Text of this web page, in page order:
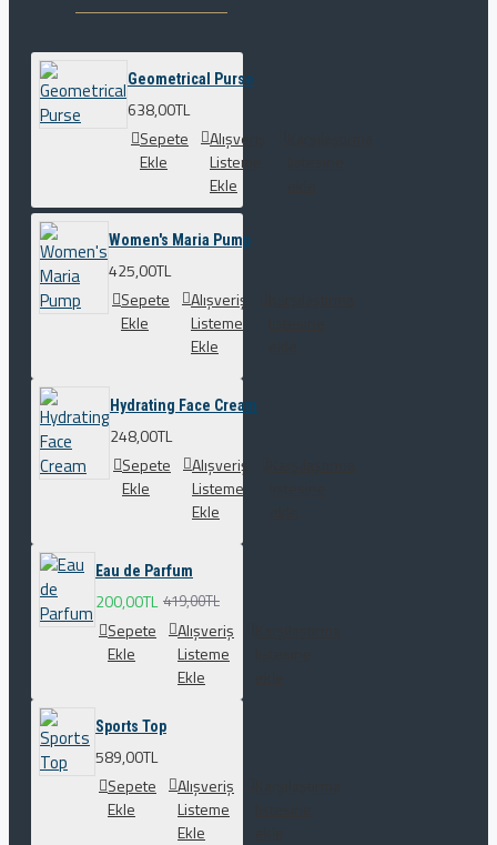
Geometrical Purse
638,00TL
Sepete
Ekle
Alışveriş
Listeme
Ekle
Women's Maria Pump
425,00TL
Sepete
Ekle
Alışveriş
Listeme
Ekle
Hydrating Face Cream
248,00TL
Sepete
Ekle
Alışveriş
Listeme
Ekle
Eau de Parfum
200,00TL 419,00TL
Sepete
Ekle
Alışveriş
Listeme
Ekle
Sports Top
589,00TL
Sepete
Ekle
Alışveriş
Listeme
Ekle